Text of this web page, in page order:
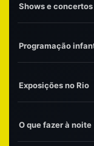
Shows e concertos
Programação
Exposições no Rio
O que fazer à noite